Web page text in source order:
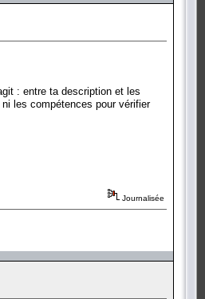
: entre ta description et les
les compétences pour vérifier
Journalisée